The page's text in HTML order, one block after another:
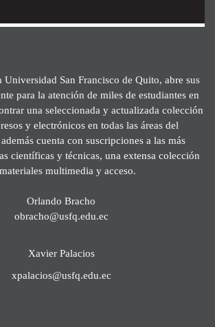
San Francisco de Quito, abre sus
para la atención de miles de estudiantes en
una seleccionada y actualizada colección
y electrónicos en todas las áreas del
cuenta con suscripciones a las más
científicas y técnicas, una extensa colección
multimedia y acceso.
Orlando Bracho
obracho@usfq.edu.ec
Xavier Palacios
xpalacios@usfq.edu.ec